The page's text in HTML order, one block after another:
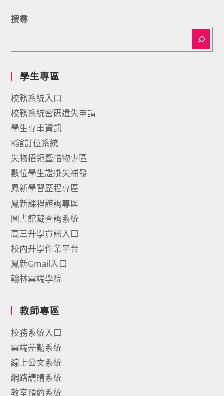
搜尋
學生專區
校務系統入口
校務系統密碼遺失申請
學生專車資訊
K館訂位系統
失物招領暨惜物專區
數位學生證掛失補發
鳳新學習歷程專區
鳳新課程諮詢專區
圖書館藏查詢系統
高三升學資訊入口
校內升學作業平台
鳳新Gmail入口
翰林雲端學院
教師專區
校務系統入口
雲端差勤系統
線上公文系統
網路請購系統
教室預約系統